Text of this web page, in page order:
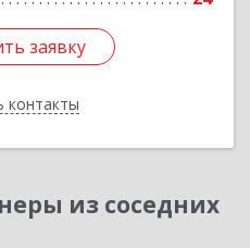
заявку
контакты
заявку
из соседних